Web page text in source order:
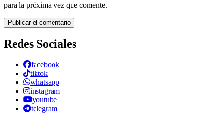
para la próxima vez que comente.
Redes Sociales
facebook
tiktok
whatsapp
instagram
youtube
telegram